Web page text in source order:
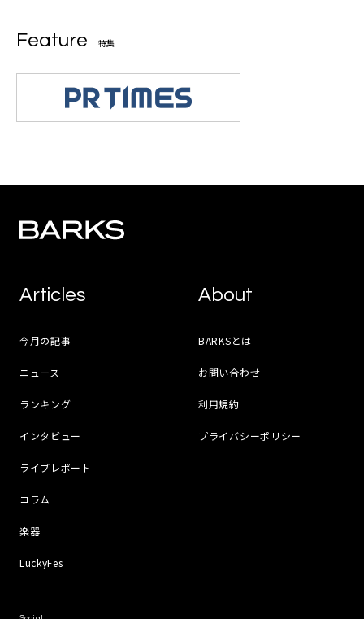
Feature 特集
Articles
今月の記事
ニュース
ランキング
インタビュー
ライブレポート
コラム
楽器
LuckyFes
About
BARKSとは
お問い合わせ
利用規約
プライバシーポリシー